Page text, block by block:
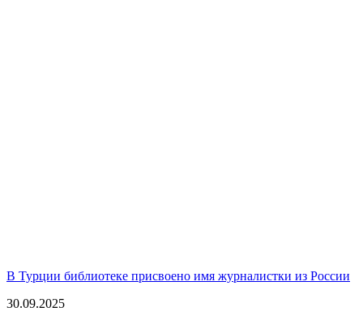
В Турции библиотеке присвоено имя журналистки из России
30.09.2025